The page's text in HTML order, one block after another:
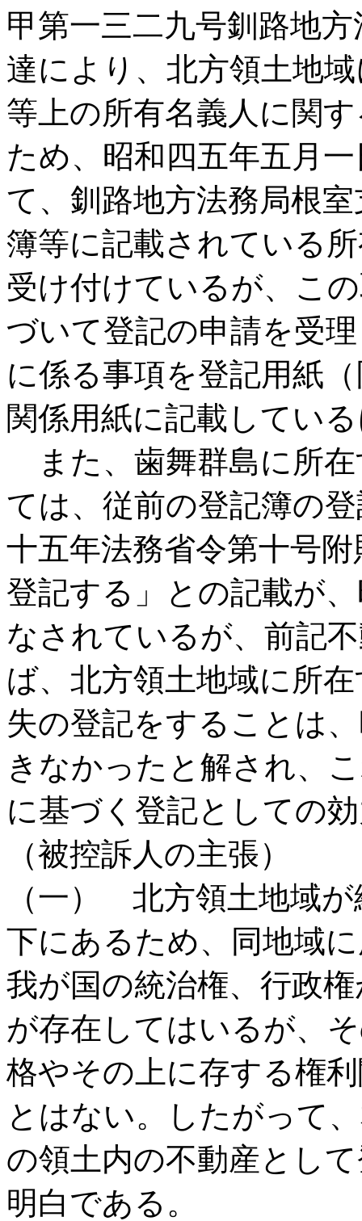
甲第一三二九号釧路地
達により、北方領土地
等上の所有名義人に関
ため、昭和四五年五月
て、釧路地方法務局根
簿等に記載されている
受け付けているが、こ
づいて登記の申請を受
に係る事項を登記用紙
関係用紙に記載してい
また、歯舞群島に所
ては、従前の登記簿の
十五年法務省令第十号
登記する」との記載が
なされているが、前記
ば、北方領土地域に所
失の登記をすることは
きなかったと解され、
に基づく登記としての
（被控訴人の主張）
（一） 北方領土地域
下にあるため、同地域
我が国の統治権、行政
が存在してはいるが、
格やその上に存する権
とはない。したがって
の領土内の不動産とし
明白である。